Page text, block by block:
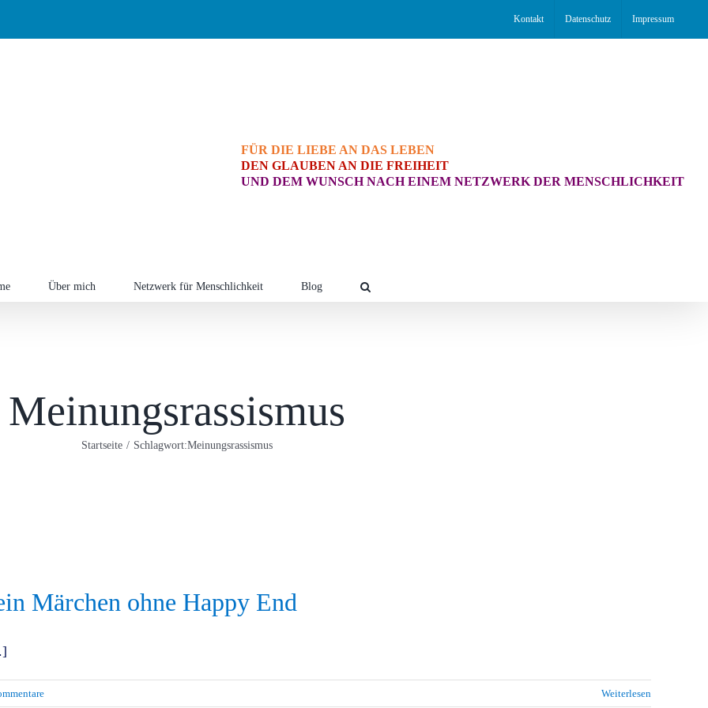
Kontakt Datenschutz Impressum
FÜR DIE LIEBE AN DAS LEBEN
DEN GLAUBEN AN DIE FREIHEIT
UND DEM WUNSCH NACH EINEM NETZWERK DER MENSCHLICHKEIT
Über mich Netzwerk für Menschlichkeit Blog
Meinungsrassismus
Startseite / Schlagwort:Meinungsrassismus
Märchen ohne Happy End
Weiterlesen